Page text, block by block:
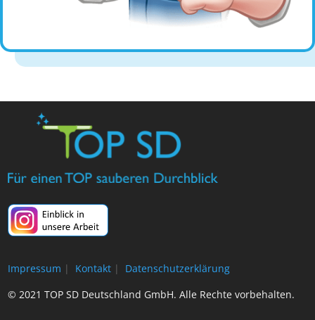
Impressum | Kontakt |
Datenschutzerklärung
© 2021 TOP SD Deutschland GmbH. Alle Rechte vorbehalten.